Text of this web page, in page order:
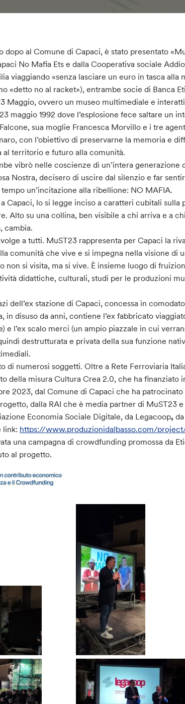
dopo al Comune di Capaci, è stato presentato
No Mafia Ets e dalla Cooperativa sociale
viaggiando «senza lasciare un euro in tasca alla
«detto no al racket»), entrambe socie di Banca
Maggio, ovvero un museo multimediale e
maggio 1992 dove l’esplosione fece saltare un
sua moglie Francesca Morvillo e i tre
con l’obiettivo di preservarne la memoria e
al territorio e futuro alla comunità.
vibrò nelle coscienze di un’intera generazione
Nostra, decisero di uscire dal silenzio e far
un’incitazione alla ribellione: NO MAFIA.
Capaci, lo si legge inciso a caratteri cubitali sulla
Alto su una collina, ben visibile a chi arriva e a
cambia.
a tutti. MuST23 rappresenta per Capaci la
comunità che vive e si impegna nella visione di
non si visita, ma si vive. È insieme luogo di
didattiche, culturali, studi per le produzioni
dell’ex stazione di Capaci, concessa in
in disuso da anni, contiene l’ex fabbricato
e l’ex scalo merci (un ampio piazzale in cui
destrutturata e privata della sua funzione
di numerosi soggetti. Oltre a Rete Ferroviaria
della misura Cultura Crea 2.0, che ha finanziato
2023, dal Comune di Capaci che ha patrocinato
dalla RAI che è media partner di MuST23
Economia Sociale Digitale, da Legacoop,
link: https://www.produzionidalbasso.com/
una campagna di crowdfunding promossa da
al progetto.